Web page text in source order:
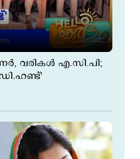
വരികള്‍ എ.സി.പി;